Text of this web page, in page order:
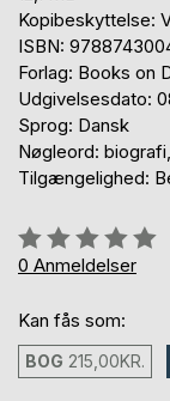
Kopibeskyttelse:
ISBN:
Forlag: Books on
Udgivelsesdato:
Sprog: Dansk
Nøgleord:
Tilgængelighed:
Anmeldelse::
0%
0 Anmeldelser
Kan fås som:
BOG 215,00KR.